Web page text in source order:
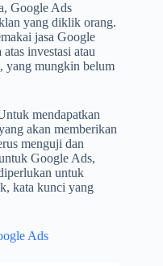
Google Ads
yang diklik orang.
jasa Google
investasi atau
mungkin belum
mendapatkan
akan memberikan
menguji dan
Google Ads,
untuk
kata kunci yang
Ads